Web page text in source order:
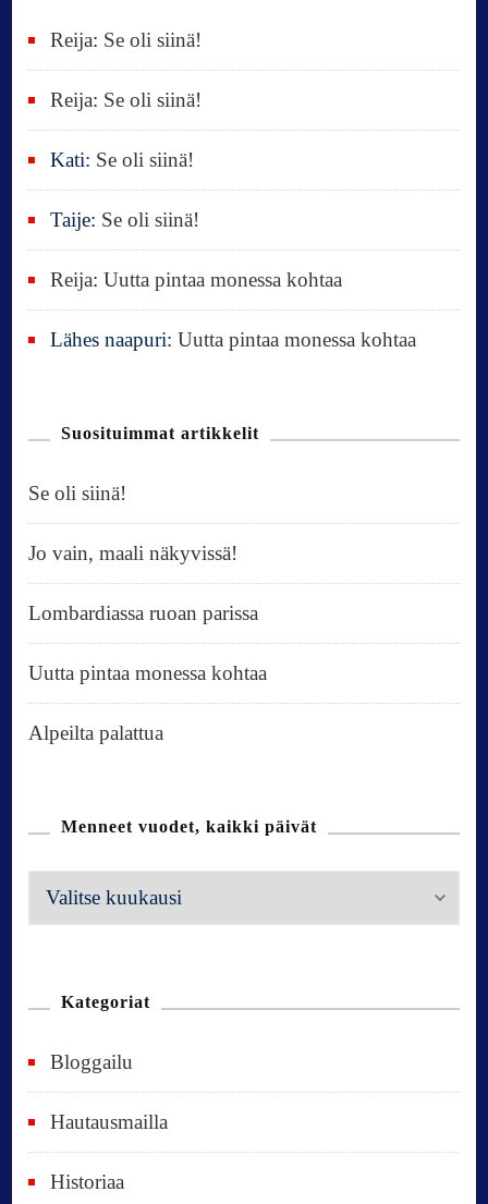
Reija: Se oli siinä!
Reija: Se oli siinä!
Kati: Se oli siinä!
Taije: Se oli siinä!
Reija:Uutta pintaa monessa kohtaa
Lähes naapuri:Uutta pintaa monessa kohtaa
Suosituimmat artikkelit
Se oli siinä!
Jo vain, maali näkyvissä!
Lombardiassa ruoan parissa
Uutta pintaa monessa kohtaa
Alpeilta palattua
Menneet vuodet, kaikki päivät
M
e
e
v
u
Kategoriat
Bloggailu
Hautausmailla
Historiaa